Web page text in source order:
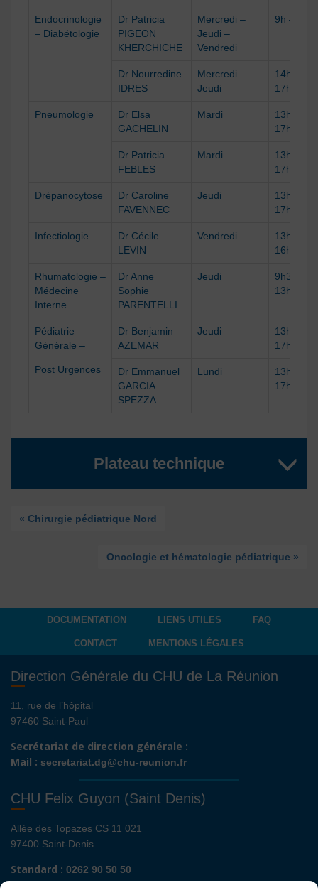
Endocrinologie
– Diabétologie
Dr Patricia
PIGEON
KHERCHICHE
Mercredi –
Jeudi –
Vendredi
9h – 16h
Dr Nourredine
IDRES
Mercredi –
Jeudi
14h –
17h
Pneumologie
Dr Elsa
GACHELIN
Mardi
13h30 –
17h
Dr Patricia
FEBLES
Mardi
13h30 –
17h
Drépanocytose
Dr Caroline
FAVENNEC
Jeudi
13h30 –
17h
Infectiologie
Dr Cécile
LEVIN
Vendredi
13h30 –
16h
Rhumatologie –
Médecine
Interne
Dr Anne
Sophie
PARENTELLI
Jeudi
9h30 –
13h
Pédiatrie
Générale –
Post Urgences
Dr Benjamin
AZEMAR
Jeudi
13h30 –
17h
Dr Emmanuel
GARCIA
SPEZZA
Lundi
13h30 –
17h
Plateau technique
« Chirurgie pédiatrique Nord
Oncologie et hématologie pédiatrique »
DOCUMENTATION LIENS UTILES FAQ
CONTACT MENTIONS LÉGALES
Direction Générale du CHU de La Réunion
11, rue de l’hôpital
97460 Saint-Paul
Secrétariat de direction générale :
Mail : secretariat.dg@chu-reunion.fr
CHU Felix Guyon (Saint Denis)
Allée des Topazes CS 11 021
97400 Saint-Denis
Standard : 0262 90 50 50
Renseignements admissions :